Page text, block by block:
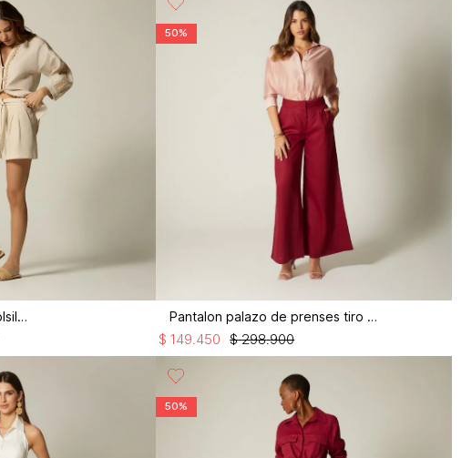
Short tiro alto con bolsillos
50%
Pantalon palazo de prenses tiro alto
$ 298.900
$ 149 450
50%